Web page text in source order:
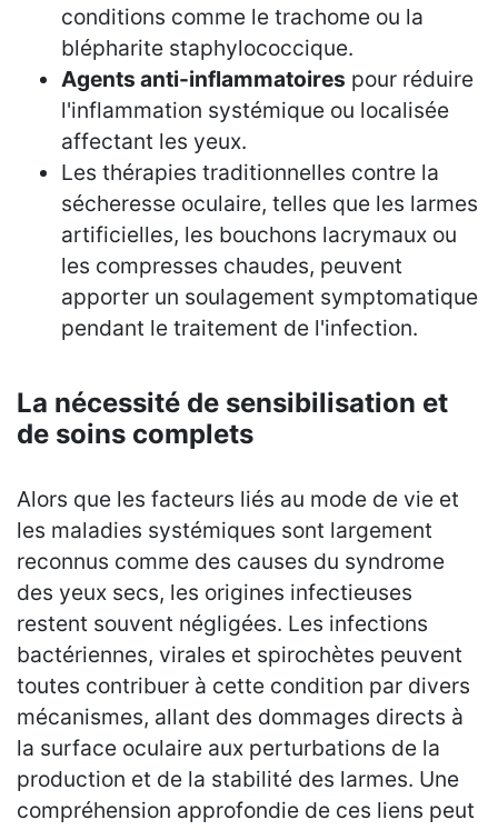
conditions comme le trachome ou la
blépharite staphylococcique.
Agents anti-inflammatoires pour réduire
l'inflammation systémique ou localisée
affectant les yeux.
Les thérapies traditionnelles contre la
sécheresse oculaire, telles que les larmes
artificielles, les bouchons lacrymaux ou
les compresses chaudes, peuvent
apporter un soulagement symptomatique
pendant le traitement de l'infection.
La nécessité de sensibilisation et
de soins complets
Alors que les facteurs liés au mode de vie et
les maladies systémiques sont largement
reconnus comme des causes du syndrome
des yeux secs, les origines infectieuses
restent souvent négligées. Les infections
bactériennes, virales et spirochètes peuvent
toutes contribuer à cette condition par divers
mécanismes, allant des dommages directs à
la surface oculaire aux perturbations de la
production et de la stabilité des larmes. Une
compréhension approfondie de ces liens peut